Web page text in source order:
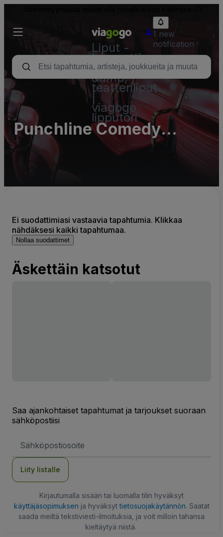
Liput -
konsertti,
urheilu
&amp;
teatteriliput
viagogo
lipputori
1 new
notification
Punchline Comedy
Lounge Parking Lots
Ei suodattimiasi vastaavia tapahtumia. Klikkaa
nähdäksesi kaikki tapahtumaa.
Nollaa suodattimet
Äskettäin katsotut
Saa ajankohtaiset tapahtumat ja tarjoukset suoraan
sähköpostiisi
Liity listalle
Kirjautumalla sisään tai luomalla tilin hyväksyt
käyttäjäsopimuksen ja hyväksyttietosuojakäytännön. Saatat
saada meiltä tekstiviesti-ilmoituksia, ja voit milloin tahansa
kieltäytyä niistä.